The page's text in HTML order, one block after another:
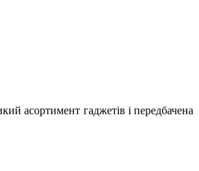
асортимент гаджетів і передбачена